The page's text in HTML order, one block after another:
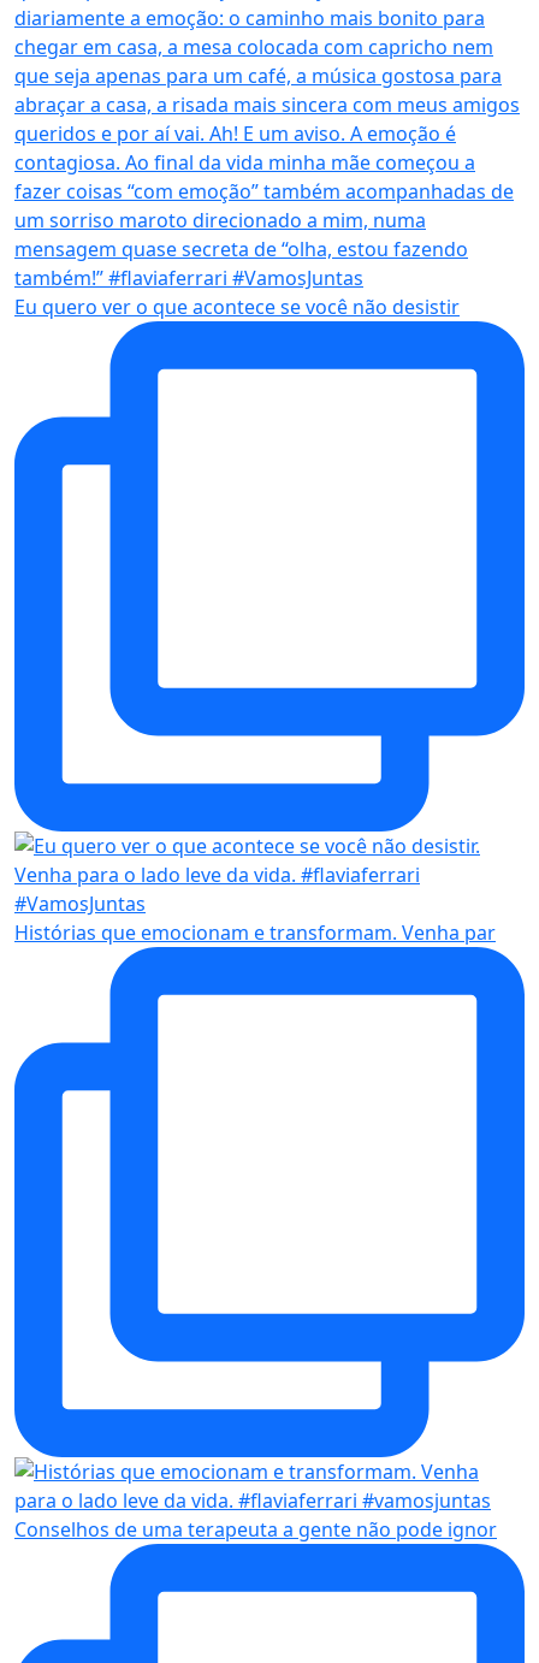
Eu quero ver o que acontece se você não desistir
Histórias que emocionam e transformam. Venha par
Conselhos de uma terapeuta a gente não pode ignor